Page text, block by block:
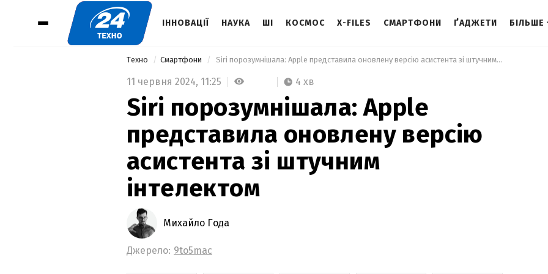
ІННОВАЦІЇ НАУКА ШІ КОСМОС X-FILES СМАРТФОНИ ҐАДЖЕТИ БІЛЬШЕ
Техно Смартфони Siri порозумнішала: Apple представила оновлену версію асистента зі штучним інтелектом
11 червня 2024, 11:25 4 хв
Siri порозумнішала: Apple
представила оновлену версію
асистента зі штучним
інтелектом
Михайло Года
Джерело: 9to5mac